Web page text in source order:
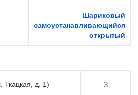
Шариковый
самоустанавливающийся
открытый
Ткацкая, д. 1) 3